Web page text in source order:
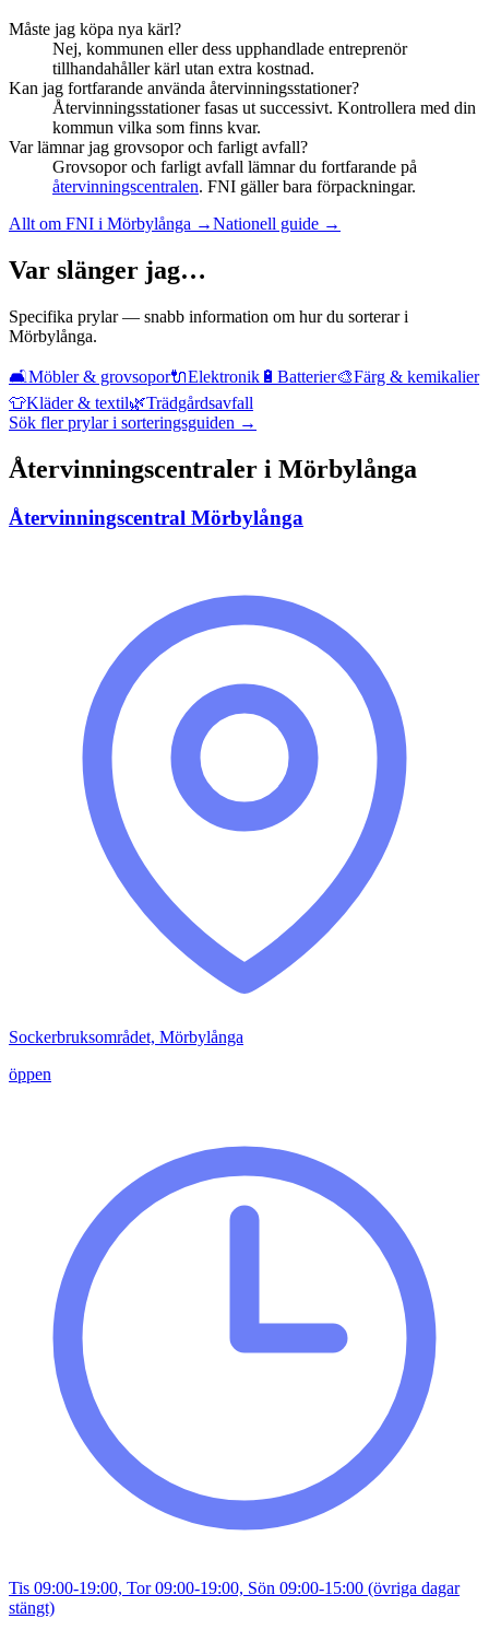
Måste jag köpa nya kärl?
Nej, kommunen eller dess upphandlade entreprenör
tillhandahåller kärl utan extra kostnad.
Kan jag fortfarande använda återvinningsstationer?
Återvinningsstationer fasas ut successivt. Kontrollera med din
kommun vilka som finns kvar.
Var lämnar jag grovsopor och farligt avfall?
Grovsopor och farligt avfall lämnar du fortfarande på
återvinningscentralen. FNI gäller bara förpackningar.
Allt om FNI i Mörbylånga →Nationell guide →
Var slänger jag…
Specifika prylar — snabb information om hur du sorterar i
Mörbylånga.
🛋️Möbler & grovsopor🔌Elektronik 🔋 Batterier🎨Färg & kemikalier
👕Kläder & textil🌿Trädgårdsavfall
Sök fler prylar i sorteringsguiden →
Återvinningscentraler i Mörbylånga
Återvinningscentral Mörbylånga
Sockerbruksområdet, Mörbylånga
öppen
Tis 09:00-19:00, Tor 09:00-19:00, Sön 09:00-15:00 (övriga dagar
stängt)